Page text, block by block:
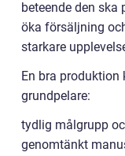
beteende den
öka försäljning
starkare
En bra
grundpelare:
tydlig målgrupp
genomtänkt